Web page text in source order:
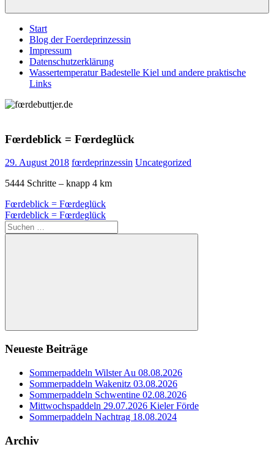
Start
Blog der Foerdeprinzessin
Impressum
Datenschutzerklärung
Wassertemperatur Badestelle Kiel und andere praktische
Links
Fœrdeblick = Fœrdeglück
29. August 2018 fœrdeprinzessin Uncategorized
5444 Schritte – knapp 4 km
Beitragsnavigation
Vorheriger
Beitrag:
Fœrdeblick = Fœrdeglück
Nächster
Beitrag:
Fœrdeblick = Fœrdeglück
Suchen
nach:
Suchen
Neueste Beiträge
Sommerpaddeln Wilster Au 08.08.2026
Sommerpaddeln Wakenitz 03.08.2026
Sommerpaddeln Schwentine 02.08.2026
Mittwochspaddeln 29.07.2026 Kieler Förde
Sommerpaddeln Nachtrag 18.08.2024
Archiv